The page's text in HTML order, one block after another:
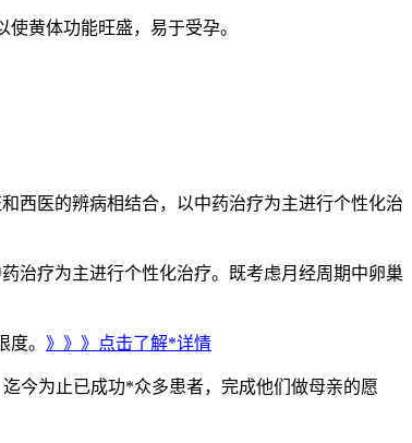
黄体功能旺盛，易于受孕。
医的辨病相结合，以中药治疗为主进行个性化治
治疗为主进行个性化治疗。既考虑月经周期中卵巢
。 》》》点击了解*详情
今为止已成功*众多患者，完成他们做母亲的愿